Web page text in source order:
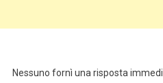
Nessuno fornì una risposta